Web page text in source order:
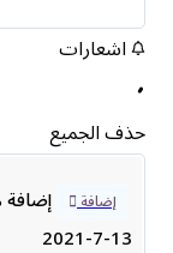
اشعارات
حذف الجميع
إضافة
13-7-2021